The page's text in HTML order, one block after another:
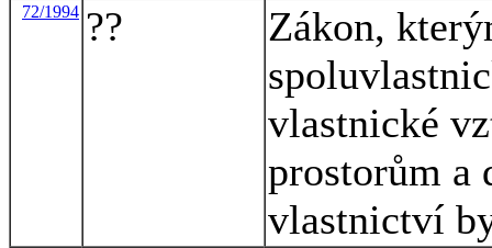
72/1994 ??
Zákon,
vlastnické
prostorům a
vlastnictví